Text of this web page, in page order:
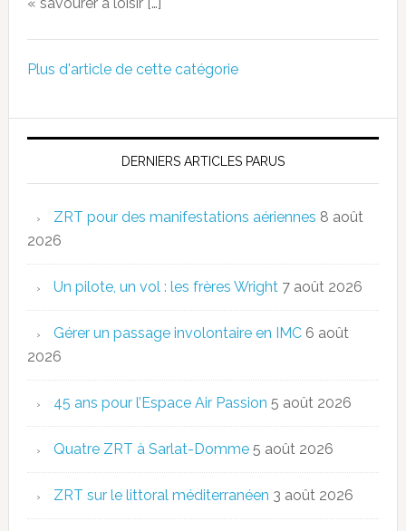
Plus d'article de cette catégorie
DERNIERS ARTICLES PARUS
ZRT pour des manifestations aériennes 8 août
2026
Un pilote, un vol : les frères Wright 7 août 2026
Gérer un passage involontaire en IMC 6 août
2026
45 ans pour l’Espace Air Passion 5 août 2026
Quatre ZRT à Sarlat-Domme 5 août 2026
ZRT sur le littoral méditerranéen 3 août 2026